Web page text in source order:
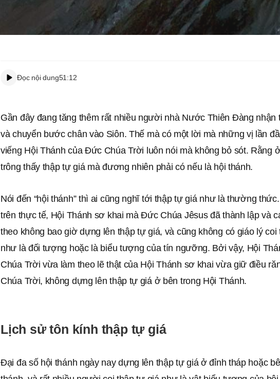
Đọc nội dung51:12
Gần đây đang tăng thêm rất nhiều người nhà Nước Thiên Đàng nhận
và chuyển bước chân vào Siôn. Thế mà có một lời mà những vị lần
viếng Hội Thánh của Đức Chúa Trời luôn nói mà không bỏ sót. Rằng
trông thấy thập tự giá mà đương nhiên phải có nếu là hội thánh.
Nói đến “hội thánh” thì ai cũng nghĩ tới thập tự giá như là thường
trên thực tế, Hội Thánh sơ khai mà Đức Chúa Jêsus đã thành lập và
theo không bao giờ dựng lên thập tự giá, và cũng không có giáo lý coi
như là đối tượng hoặc là biểu tượng của tín ngưỡng. Bởi vậy, Hội
Chúa Trời vừa làm theo lẽ thật của Hội Thánh sơ khai vừa giữ điều
Chúa Trời, không dựng lên thập tự giá ở bên trong Hội Thánh.
Lịch sử tôn kính thập tự giá
Đại đa số hội thánh ngày nay dựng lên thập tự giá ở đỉnh tháp hoặc